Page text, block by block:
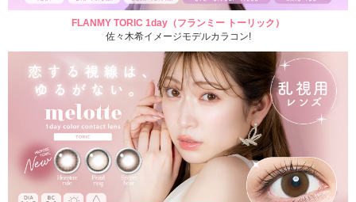
FLANMY TORIC 1day（フランミー トーリック）
佐々木希イメージモデルカラコン!